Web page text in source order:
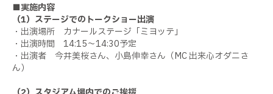
■実施内容
（1）ステージでのトークショー出演
・出演場所 カナールステージ「ミヨッテ」
・出演時間 14:15～14:30予定
・出演者 今井美桜さん、小島伸幸さん（MC 出来心オダニさ
ん）